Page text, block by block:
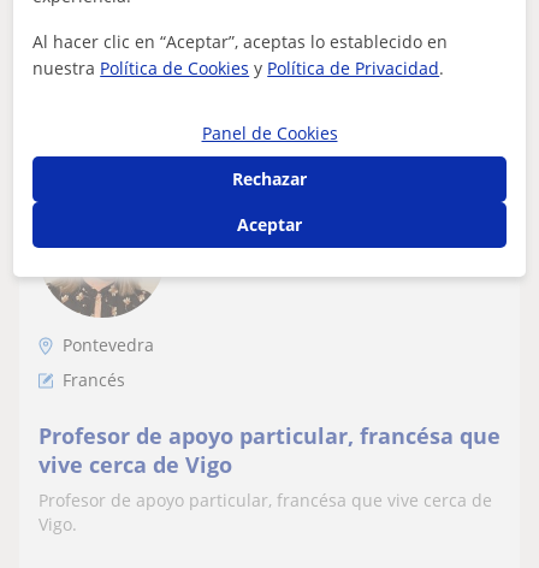
ver más Contactar
12€/h 1ª clase gratis
Pontevedra
Francés
Profesor de apoyo particular, francésa que
vive cerca de Vigo
Profesor de apoyo particular, francésa que vive cerca de
Vigo.
Al hacer clic en “Aceptar”, aceptas lo establecido en
nuestra Política de Cookies y Política de Privacidad.
Panel de Cookies
Rechazar
Aceptar